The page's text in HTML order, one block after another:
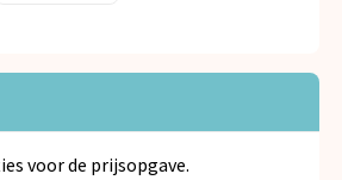
voor de prijsopgave.